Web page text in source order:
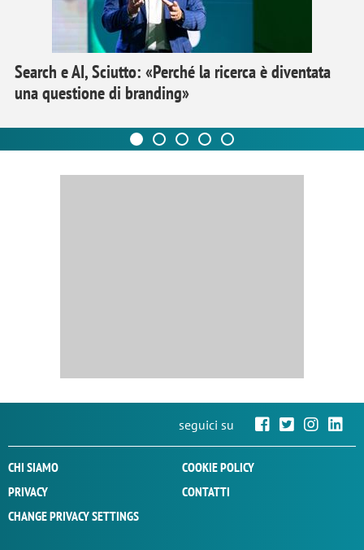
Search e AI, Sciutto: «Perché la ricerca è diventata
una questione di branding»
seguici su
CHI SIAMO
COOKIE POLICY
PRIVACY
CONTATTI
CHANGE PRIVACY SETTINGS